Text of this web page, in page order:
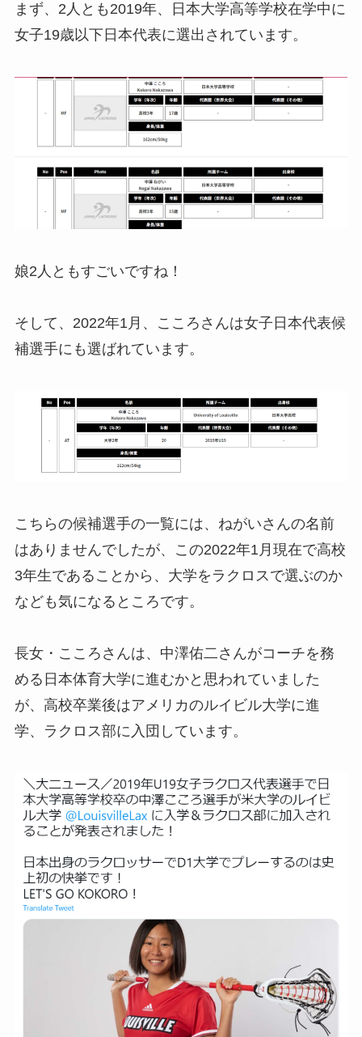
まず、2人とも2019年、日本大学高等学校在学中に
女子19歳以下日本代表に選出されています。
娘2人ともすごいですね！
そして、2022年1月、こころさんは女子日本代表候
補選手にも選ばれています。
こちらの候補選手の一覧には、ねがいさんの名前
はありませんでしたが、この2022年1月現在で高校
3年生であることから、大学をラクロスで選ぶのか
なども気になるところです。
長女・こころさんは、中澤佑二さんがコーチを務
める日本体育大学に進むかと思われていました
が、高校卒業後はアメリカのルイビル大学に進
学、ラクロス部に入団しています。